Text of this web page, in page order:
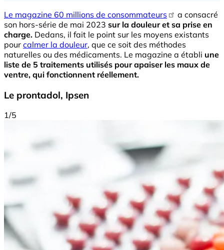
Le magazine 60 millions de consommateurs
a consacré
son hors-série de mai 2023 sur la douleur et sa prise en
charge. Dedans, il fait le point sur les moyens existants
pour calmer la douleur, que ce soit des méthodes
naturelles ou des médicaments. Le magazine a établi une
liste de 5 traitements utilisés pour apaiser les maux de
ventre, qui fonctionnent réellement.
Le prontadol, Ipsen
1/5